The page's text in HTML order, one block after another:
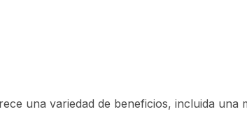
una variedad de beneficios, incluida